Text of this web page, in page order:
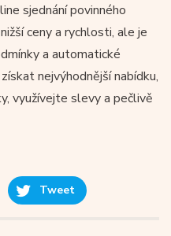
sjednání povinného
ceny a rychlosti, ale je
a automatické
nejvýhodnější nabídku,
využívejte slevy a pečlivě
Tweet